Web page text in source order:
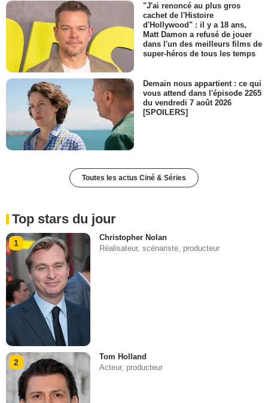
"J'ai renoncé au plus gros
cachet de l'Histoire
d'Hollywood" : il y a 18 ans,
Matt Damon a refusé de jouer
dans l'un des meilleurs films de
super-héros de tous les temps
Demain nous appartient : ce qui
vous attend dans l'épisode 2265
du vendredi 7 août 2026
[SPOILERS]
Toutes les actus Ciné & Séries
Top stars du jour
1
Christopher Nolan
Réalisateur, scénariste, producteur
2
Tom Holland
Acteur, producteur